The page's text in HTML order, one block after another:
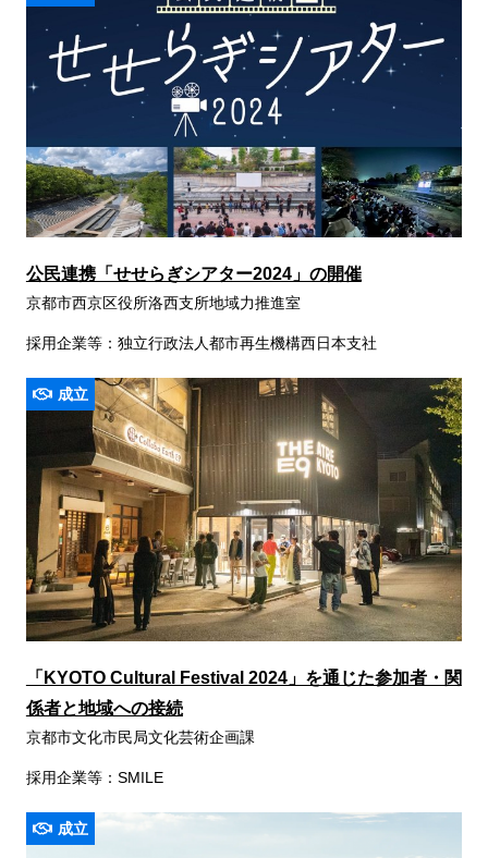
公民連携「せせらぎシアター2024」の開催
京都市西京区役所洛西支所地域力推進室
採用企業等：独立行政法人都市再生機構西日本支社
成立
「KYOTO Cultural Festival 2024」を通じた参加者・関
係者と地域への接続
京都市文化市民局文化芸術企画課
採用企業等：SMILE
成立